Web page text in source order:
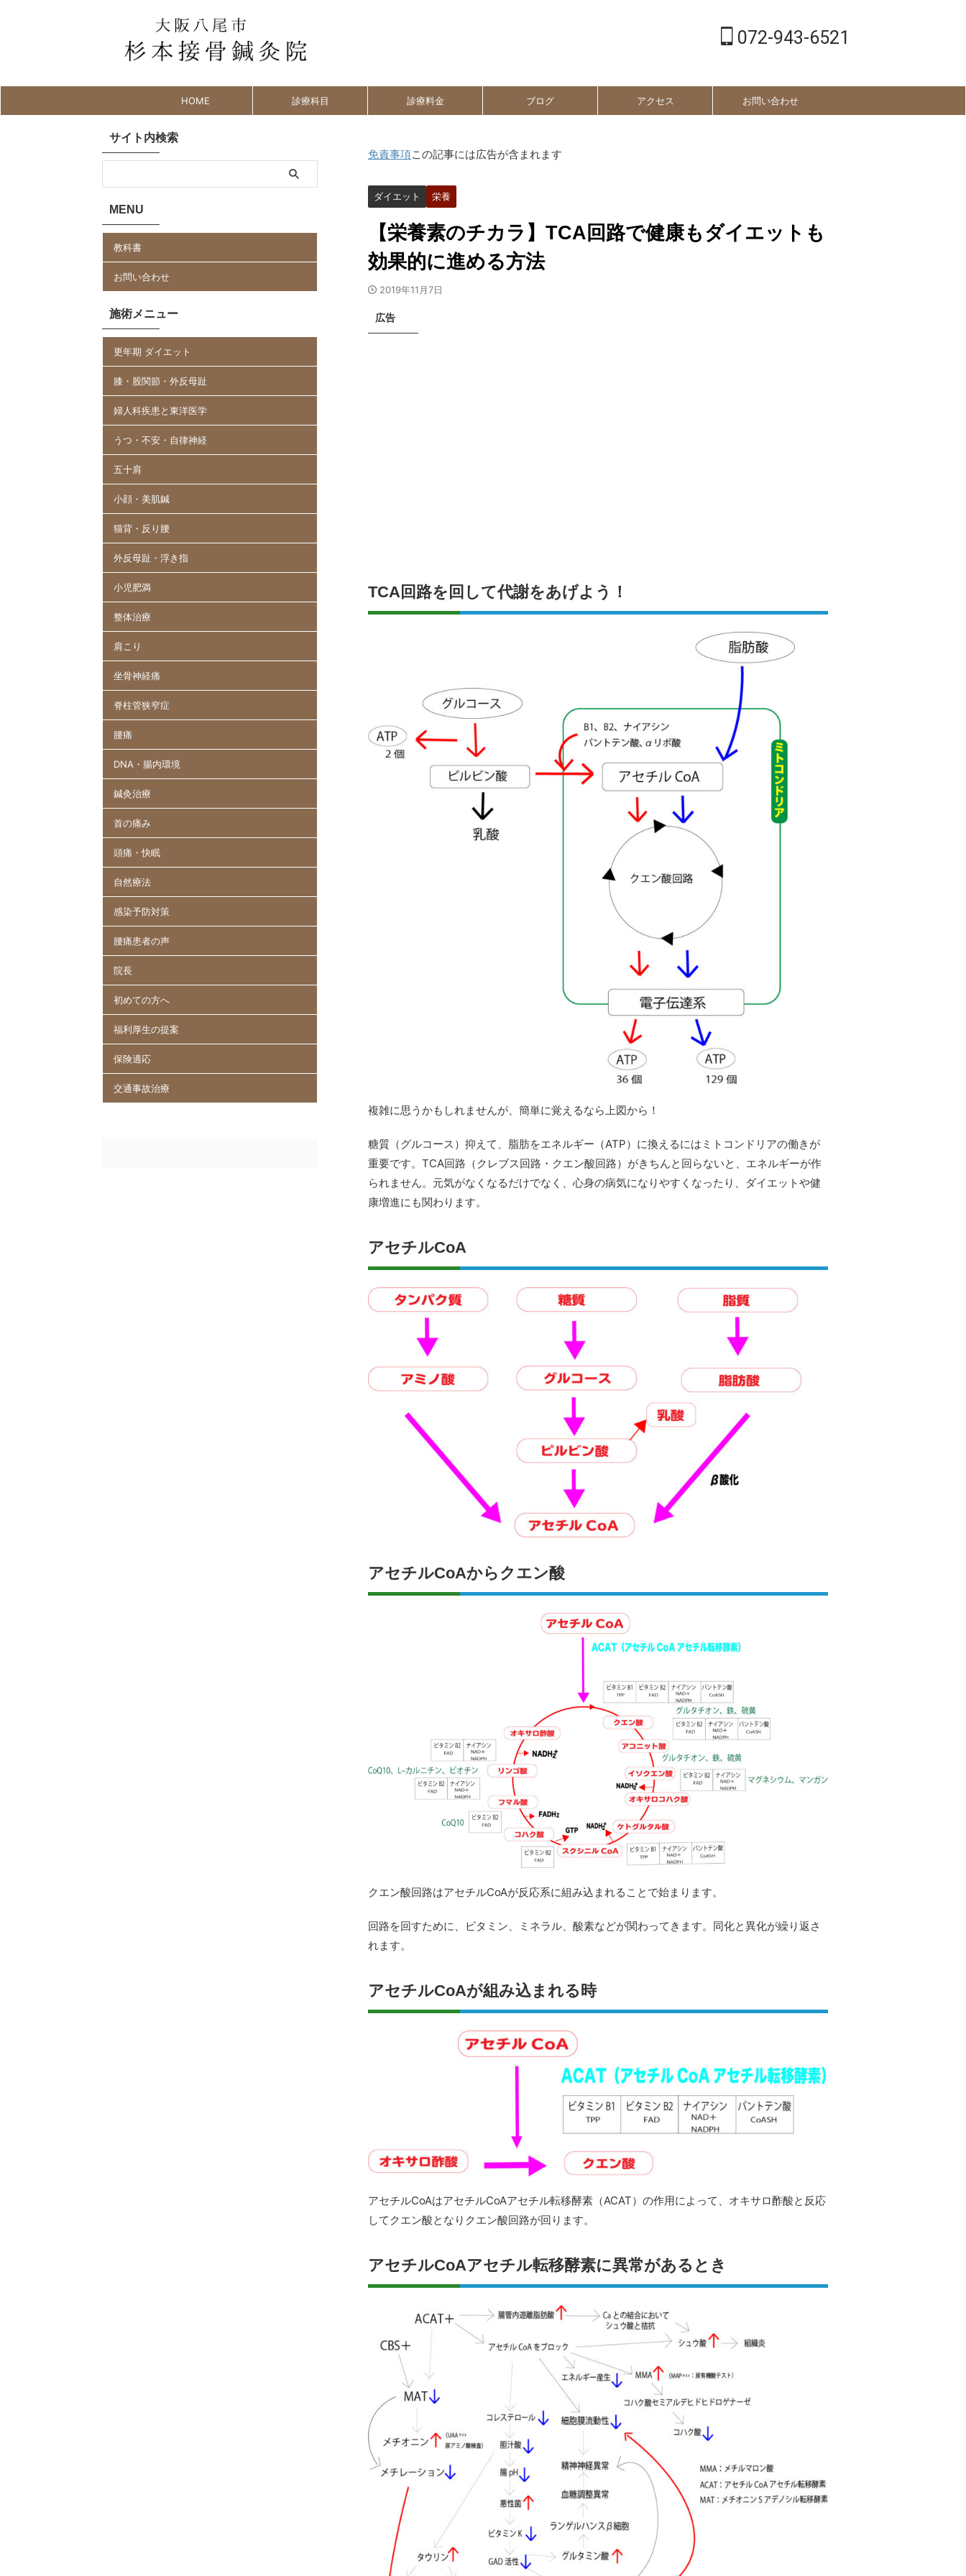
072-943-6521
HOME 診療科目 診療料金 ブログ アクセス お問い合わせ
免責事項この記事には広告が含まれます
ダイエット 栄養
【栄養素のチカラ】TCA回路で健康もダイエットも
効果的に進める方法
2019年11月7日
広告
TCA回路を回して代謝をあげよう！
複雑に思うかもしれませんが、簡単に覚えるなら上図から！
糖質（グルコース）抑えて、脂肪をエネルギー（ATP）に換えるにはミトコンドリアの働きが
重要です。TCA回路（クレブス回路・クエン酸回路）がきちんと回らないと、エネルギーが作
られません。元気がなくなるだけでなく、心身の病気になりやすくなったり、ダイエットや健
康増進にも関わります。
アセチルCoA
アセチルCoAからクエン酸
クエン酸回路はアセチルCoAが反応系に組み込まれることで始まります。
回路を回すために、ビタミン、ミネラル、酸素などが関わってきます。同化と異化が繰り返さ
れます。
アセチルCoAが組み込まれる時
アセチルCoAはアセチルCoAアセチル転移酵素（ACAT）の作用によって、オキサロ酢酸と反応
してクエン酸となりクエン酸回路が回ります。
アセチルCoAアセチル転移酵素に異常があるとき
サイト内検索
MENU
教科書
お問い合わせ
施術メニュー
更年期 ダイエット
膝・股関節・外反母趾
婦人科疾患と東洋医学
うつ・不安・自律神経
五十肩
小顔・美肌鍼
猫背・反り腰
外反母趾・浮き指
小児肥満
整体治療
肩こり
坐骨神経痛
脊柱管狭窄症
腰痛
DNA・腸内環境
鍼灸治療
首の痛み
頭痛・快眠
自然療法
感染予防対策
腰痛患者の声
院長
初めての方へ
福利厚生の提案
保険適応
交通事故治療